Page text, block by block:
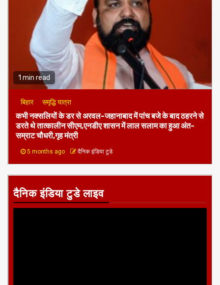
1 min read
बिहार समृद्धि यात्रा
कभी नक्सलियों के डर से अरवल-जहानाबाद में पांच बजे के बाद ठहरने से
डरते थे तात्कालीन सीएम,एनडीए शासन में लाल सलाम का हुआ अंत-
सम्राट चौधरी,गृह मंत्री
5 months ago दैनिक इंडिया टुडे
दैनिक इंडिया टुडे लाइव